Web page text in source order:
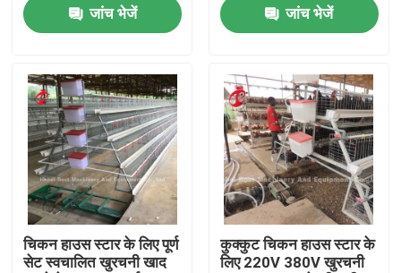
हमसे संपर्क करें
समाचार
एक बोली का अनुरोध
पोल्ट्री बैटरी केज सिस्टम
परत बैटरी पिंजरे प्रणाली
जांच भेजें
जांच भेजें
चिकन हाउस स्टार के लिए पूर्ण
सेट स्वचालित खुरचनी खाद
कुक्कुट चिकन हाउस स्टार के
लिए 220V 380V खुरचनी